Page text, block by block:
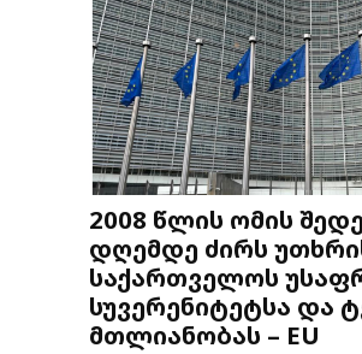
2008 წლის ომის
დღემდე ძირს
საქართველოს
სუვერენიტეტსა და
მთლიანობას – EU